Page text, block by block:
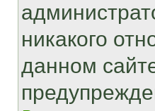
никакого
данном